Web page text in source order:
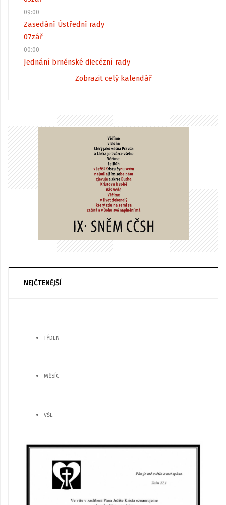
09:00
Zasedání Ústřední rady
07zář
00:00
Jednání brněnské diecézní rady
Zobrazit celý kalendář
NEJČTENĚJŠÍ
TÝDEN
MĚSÍC
VŠE